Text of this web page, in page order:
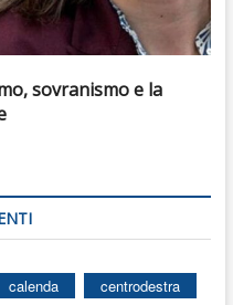
sovranismo e la
calenda
centrodestra